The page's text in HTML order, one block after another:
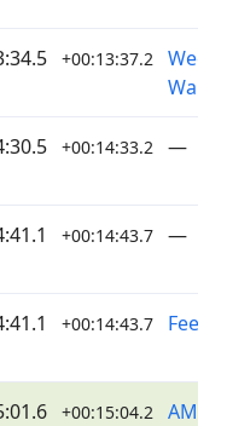
+00:13:37.2
+00:14:33.2 —
+00:14:43.7 —
+00:14:43.7
+00:15:04.2